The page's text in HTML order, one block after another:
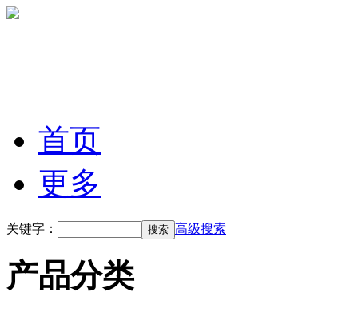
首页
更多
关键字： 高级搜索
产品分类